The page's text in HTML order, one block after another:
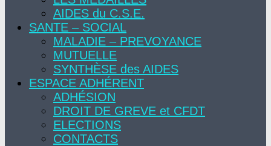
AIDES du C.S.E.
SANTE – SOCIAL
MALADIE – PREVOYANCE
MUTUELLE
SYNTHÈSE des AIDES
ESPACE ADHÉRENT
ADHÉSION
DROIT DE GREVE et CFDT
ELECTIONS
CONTACTS